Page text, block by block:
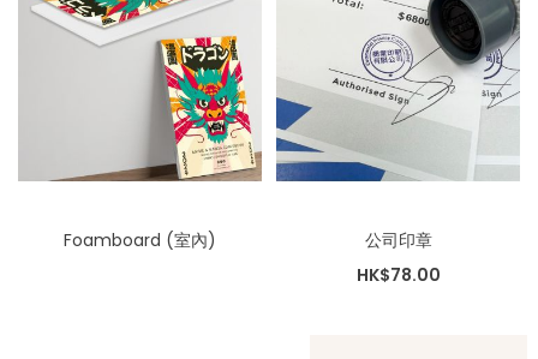
Foamboard (室內)
公司印章
HK$78.00